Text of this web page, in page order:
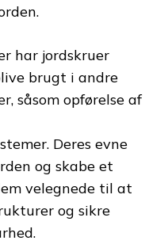
har jordskruer
brugt i andre
såsom opførelse af
Deres evne
og skabe et
velegnede til at
og sikre